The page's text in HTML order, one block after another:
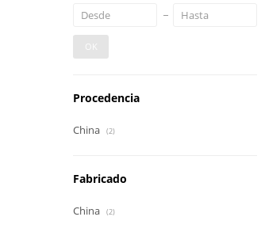
OK
Procedencia
China (2)
Fabricado
China (2)